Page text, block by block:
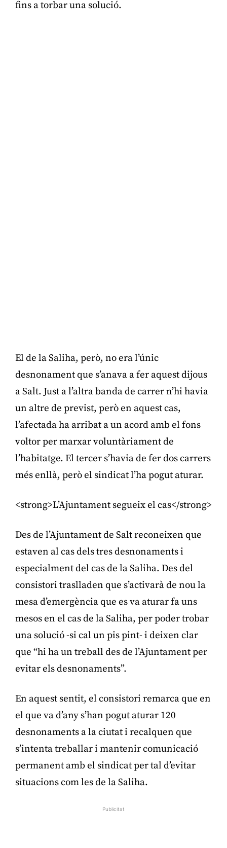
fins a torbar una solució.
El de la Saliha, però, no era l’únic
desnonament que s’anava a fer aquest dijous
a Salt. Just a l’altra banda de carrer n’hi havia
un altre de previst, però en aquest cas,
l’afectada ha arribat a un acord amb el fons
voltor per marxar voluntàriament de
l’habitatge. El tercer s’havia de fer dos carrers
més enllà, però el sindicat l’ha pogut aturar.
<strong>L’Ajuntament segueix el cas</strong>
Des de l’Ajuntament de Salt reconeixen que
estaven al cas dels tres desnonaments i
especialment del cas de la Saliha. Des del
consistori traslladen que s’activarà de nou la
mesa d’emergència que es va aturar fa uns
mesos en el cas de la Saliha, per poder trobar
una solució -si cal un pis pint- i deixen clar
que “hi ha un treball des de l’Ajuntament per
evitar els desnonaments”.
En aquest sentit, el consistori remarca que en
el que va d’any s’han pogut aturar 120
desnonaments a la ciutat i recalquen que
s’intenta treballar i mantenir comunicació
permanent amb el sindicat per tal d’evitar
situacions com les de la Saliha.
Publicitat